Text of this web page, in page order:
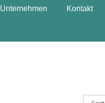
Unternehmen Kontakt